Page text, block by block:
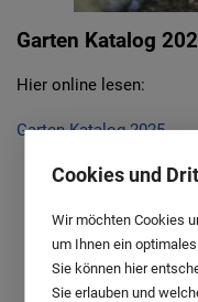
Cookies und
Wir möchten Cookies
um Ihnen ein
Sie können hier
Sie erlauben und
Garten Katalog
Hier online lesen:
Garten Katalog 2025